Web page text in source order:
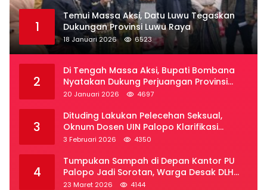
1
Temui Massa Aksi, Datu Luwu Tegaskan
Dukungan Provinsi Luwu Raya
18 Januari 2026 6523
2
Di Tengah Massa Aksi, Bupati Bombana
Nyatakan Dukung Perjuangan Provinsi
Luwu Raya
20 Januari 2026 4697
3
Dituding Lakukan Pelecehan Seksual,
Oknum Dosen UIN Palopo Klarifikasi
Kronologi
3 Februari 2026 4350
4
Tumpukan Sampah di Depan Kantor PU
Palopo Jadi Sorotan, Warga Desak DLH
Segera Bertindak
23 Maret 2026 4144